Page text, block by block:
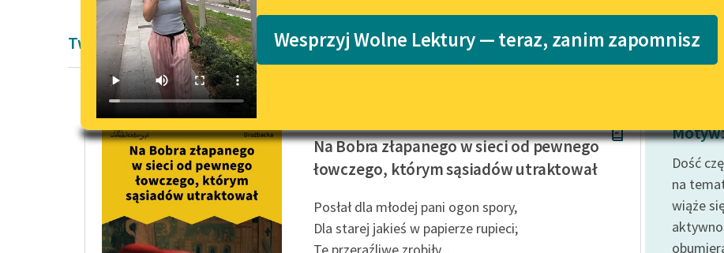
Lektury szkolne i klasyka
literatury do słuchania dla
E-kolekcja lektur szkolnych i
literatury do słuchania dla
uczennic i uczniów z
niepełnosprawnościami
Feministyczne inspiracje.
Popularyzacja skandynawskiej
literatury feministycznej
Katalog
Katalog w
Wesprzyj Wolne Lektury — teraz, zanim zapomnisz
Twórczość Elżbiety Drużbackiej
Na Bobra złapanego w sieci od pewnego
łowczego, którym sąsiadów utraktował
Posłał dla młodej pani ogon spory,
Dla starej jakieś w papierze rupieci;
Dość
na
wiąże